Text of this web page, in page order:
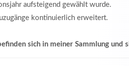
aufsteigend gewählt wurde.
kontinuierlich erweitert.
sich in meiner Sammlung und